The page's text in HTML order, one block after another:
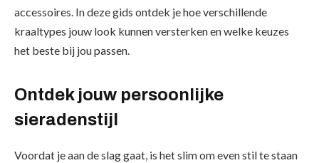
accessoires. In deze gids ontdek je hoe verschillende
kraaltypes jouw look kunnen versterken en welke keuzes
het beste bij jou passen.
Ontdek jouw persoonlijke
sieradenstijl
Voordat je aan de slag gaat, is het slim om even stil te staan